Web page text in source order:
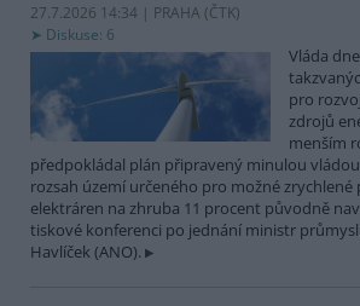
27.7.2026 14:34 | PRAHA (ČTK)
Diskuse: 6
Vláda
pro
zdrojů
menším
předpokládal plán připravený minulou
rozsah území určeného pro možné
elektráren na zhruba 11 procent původně
tiskové konferenci po jednání ministr
Havlíček (ANO).